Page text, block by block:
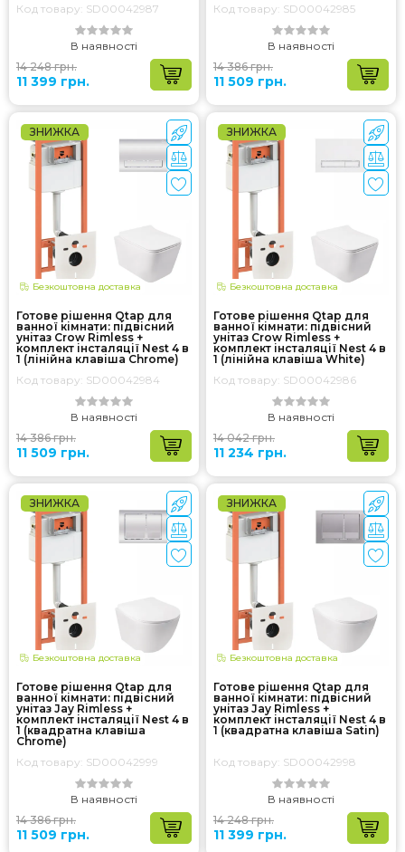
Код товару: SD00042987
В наявності
14 248 грн.
11 399 грн.
Код товару: SD00042985
В наявності
14 386 грн.
11 509 грн.
ЗНИЖКА
Безкоштовна доставка
Готове рішення Qtap для
ванної кімнати: підвісний
унітаз Crow Rimless +
комплект інсталяції Nest 4 в
1 (лінійна клавіша Chrome)
Код товару: SD00042984
В наявності
14 386 грн.
11 509 грн.
ЗНИЖКА
Безкоштовна доставка
Готове рішення Qtap для
ванної кімнати: підвісний
унітаз Crow Rimless +
комплект інсталяції Nest 4 в
1 (лінійна клавіша White)
Код товару: SD00042986
В наявності
14 042 грн.
11 234 грн.
ЗНИЖКА
Безкоштовна доставка
Готове рішення Qtap для
ванної кімнати: підвісний
унітаз Jay Rimless +
комплект інсталяції Nest 4 в
1 (квадратна клавіша
Chrome)
Код товару: SD00042999
В наявності
14 386 грн.
11 509 грн.
ЗНИЖКА
Безкоштовна доставка
Готове рішення Qtap для
ванної кімнати: підвісний
унітаз Jay Rimless +
комплект інсталяції Nest 4 в
1 (квадратна клавіша Satin)
Код товару: SD00042998
В наявності
14 248 грн.
11 399 грн.